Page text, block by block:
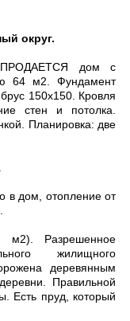
округ.
ПРОДАЕТСЯ дом с
64 м2. Фундамент
150х150. Кровля
стен и потолка.
Планировка: две
в дом, отопление от
м2). Разрешенное
жилищного
деревянным
Правильной
Есть пруд, который